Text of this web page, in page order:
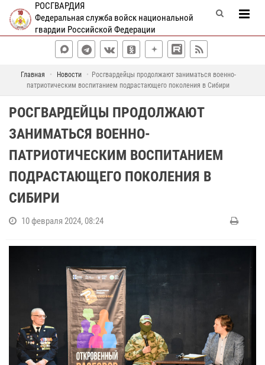
РОСГВАРДИЯ
Федеральная служба войск национальной
гвардии Российской Федерации
Главная Новости
Росгвардейцы продолжают заниматься военно-
патриотическим воспитанием подрастающего поколения в Сибири
РОСГВАРДЕЙЦЫ ПРОДОЛЖАЮТ
ЗАНИМАТЬСЯ ВОЕННО-
ПАТРИОТИЧЕСКИМ ВОСПИТАНИЕМ
ПОДРАСТАЮЩЕГО ПОКОЛЕНИЯ В
СИБИРИ
10 февраля 2024, 08:24